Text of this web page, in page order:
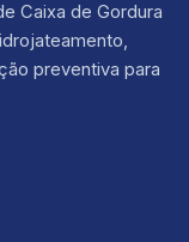
Caixa de Gordura
preventiva para